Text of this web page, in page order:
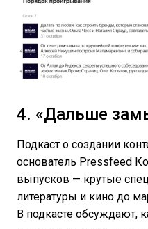
4. «Дальше
Подкаст о создании
основатель Pressfeed
выпусков — крутые
литературы и кино до
В подкасте обсуждают,